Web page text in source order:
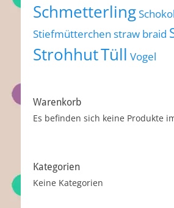
Schmetterling
Stiefmütterchen straw braid
StrohhutTüll Vogel
Warenkorb
Es befinden sich keine Produkte
Kategorien
Keine Kategorien